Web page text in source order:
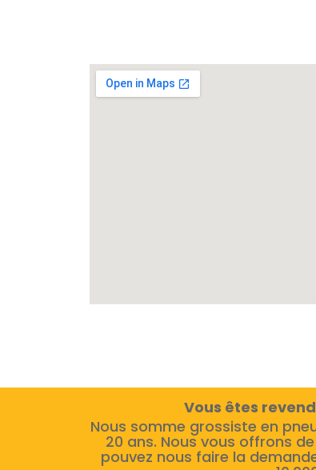
Vous êtes
Nous somme grossiste en
20 ans. Nous vous offrons
pouvez nous faire la